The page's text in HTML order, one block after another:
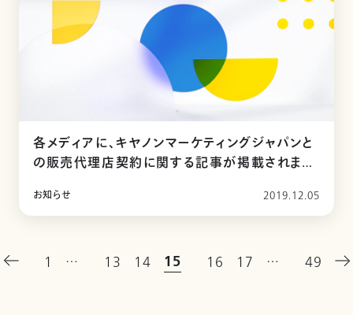
各メディアに、キヤノンマーケティングジャパンと
の販売代理店契約に関する記事が掲載されまし
お知らせ 2019.12.05
1 … 13 14 15 16 17 … 49